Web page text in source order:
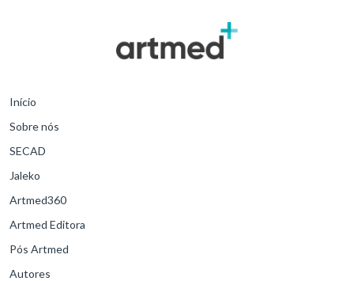
Início
Sobre nós
SECAD
Jaleko
Artmed360
Artmed Editora
Pós Artmed
Autores